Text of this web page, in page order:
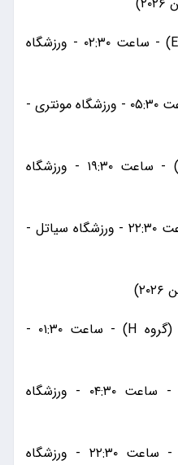
* ساحل عاج - اکوادور (گروه E) - ساعت ۰۲:۳۰ - ورزشگاه
* سوئد - تونس (گروه F) - ساعت ۰۵:۳۰ - ورزشگاه مونتری -
* اسپانیا - کیپ‌ورد (گروه H) - ساعت ۱۹:۳۰ - ورزشگاه
* بلژیک - مصر (گروه G) - ساعت ۲۲:۳۰ - ورزشگاه سیاتل -
* عربستان سعودی - اروگوئه (گروه H) - ساعت ۰۱:۳۰ -
* ایران - نیوزیلند (گروه G) - ساعت ۰۴:۳۰ - ورزشگاه
* فرانسه - سنگال (گروه I) - ساعت ۲۲:۳۰ - ورزشگاه